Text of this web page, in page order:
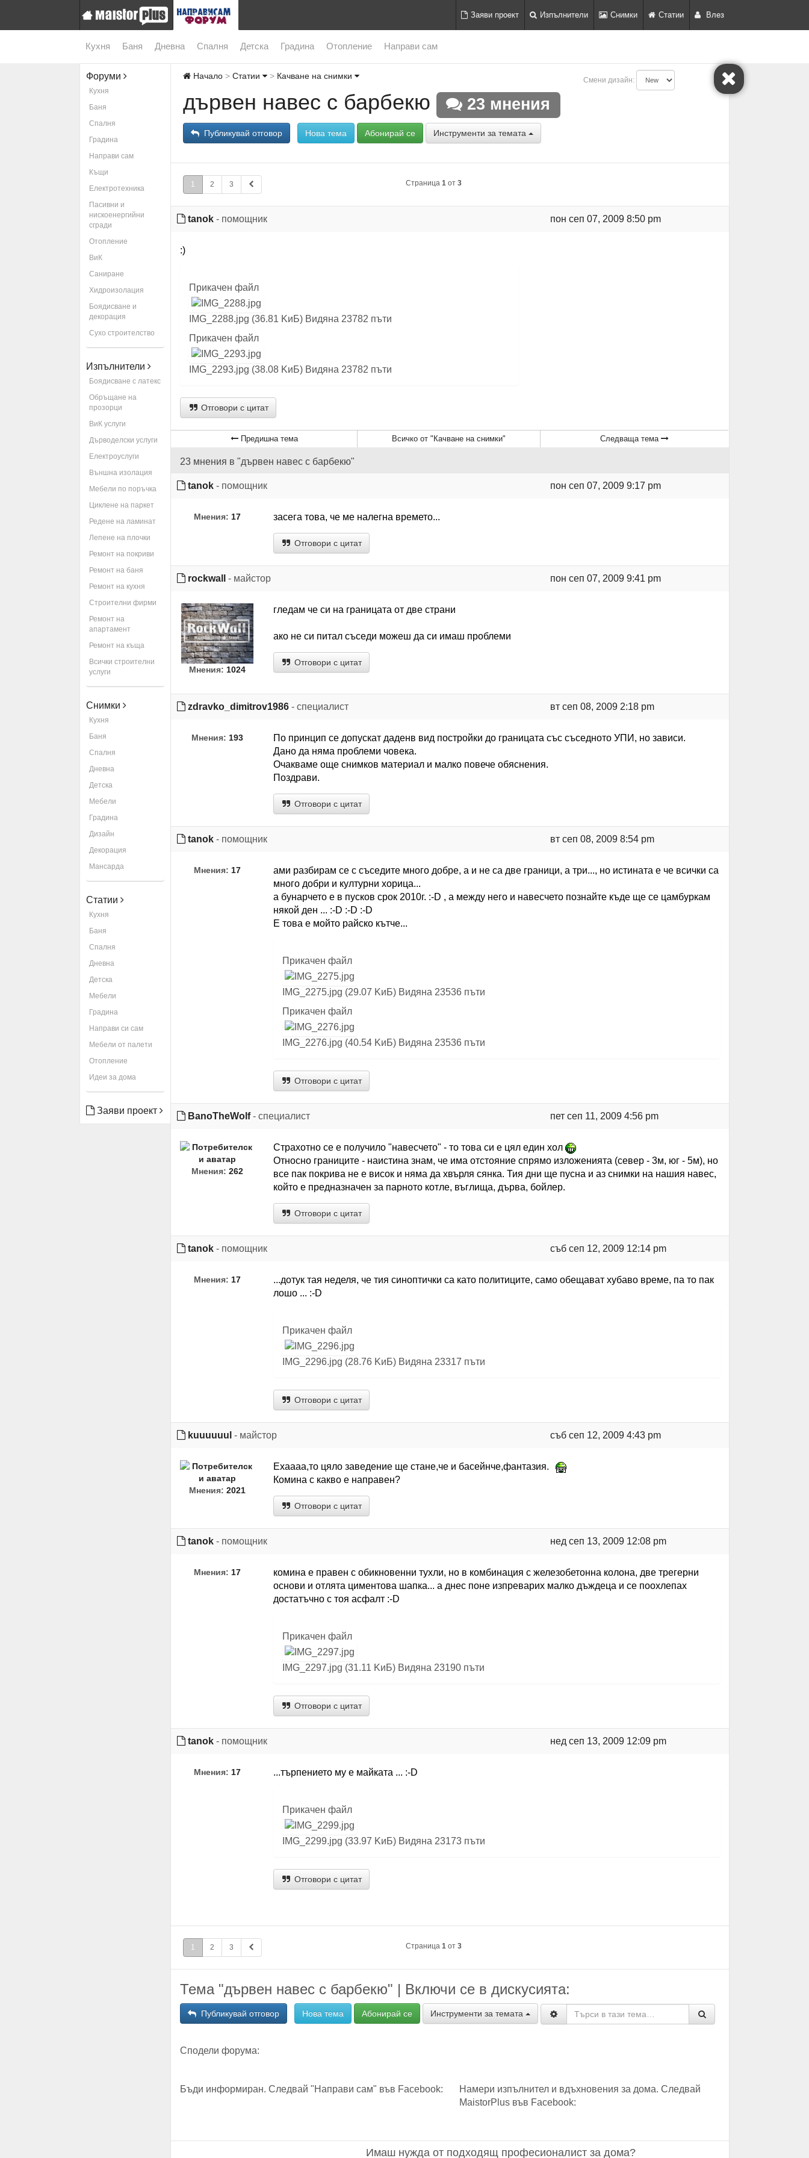
Заяви проект Изпълнители Снимки Статии Влез
Кухня Баня Дневна Спалня Детска Градина Отопление Направи сам
Форуми
Кухня
Баня
Спалня
Градина
Направи сам
Къщи
Електротехника
Пасивни и
нискоенергийни
сгради
Отопление
ВиК
Саниране
Хидроизолация
Боядисване и
декорация
Сухо строителство
Изпълнители
Боядисване с латекс
Обръщане на
прозорци
ВиК услуги
Дърводелски услуги
Електроуслуги
Външна изолация
Мебели по поръчка
Циклене на паркет
Редене на ламинат
Лепене на плочки
Ремонт на покриви
Ремонт на баня
Ремонт на кухня
Строителни фирми
Ремонт на
апартамент
Ремонт на къща
Всички строителни
услуги
Снимки
Кухня
Баня
Спалня
Дневна
Детска
Мебели
Градина
Дизайн
Декорация
Мансарда
Статии
Кухня
Баня
Спалня
Дневна
Детска
Мебели
Градина
Направи си сам
Мебели от палети
Отопление
Идеи за дома
Заяви проект
Начало Статии Качване на снимки Смени дизайн:
дървен навес с барбекю 23 мнения
Публикувай отговор Нова тема Абонирай се Инструменти за темата
1 2 3 Страница 1от 3
tanok - помощник пон сеп 07, 2009 8:50 pm
:)
Прикачен файл
IMG_2288.jpg (36.81 KиБ) Видяна 23782 пъти
Прикачен файл
IMG_2293.jpg (38.08 KиБ) Видяна 23782 пъти
Отговори с цитат
Предишна тема Всичко от "Качване на снимки" Следваща тема
23 мнения в "дървен навес с барбекю"
tanok - помощник пон сеп 07, 2009 9:17 pm
Мнения: 17 засега това, че ме налегна времето...
Отговори с цитат
rockwall - майстор пон сеп 07, 2009 9:41 pm
Мнения: 1024
гледам че си на границата от две страни
ако не си питал съседи можеш да си имаш проблеми
Отговори с цитат
zdravko_dimitrov1986 - специалист вт сеп 08, 2009 2:18 pm
Мнения: 193
По принцип се допускат даденв вид постройки до границата със съседното УПИ, но зависи.
Дано да няма проблеми човека.
Очакваме още снимков материал и малко повече обяснения.
Поздрави.
Отговори с цитат
tanok - помощник вт сеп 08, 2009 8:54 pm
Мнения: 17
ами разбирам се с съседите много добре, а и не са две граници, а три..., но истината е че всички са
много добри и културни хорица...
а бунарчето е в пусков срок 2010г. :-D , а между него и навесчето познайте къде ще се цамбуркам
някой ден ... :-D :-D :-D
Е това е мойто райско кътче...
Прикачен файл
IMG_2275.jpg (29.07 KиБ) Видяна 23536 пъти
Прикачен файл
IMG_2276.jpg (40.54 KиБ) Видяна 23536 пъти
Отговори с цитат
BanoTheWolf- специалист пет сеп 11, 2009 4:56 pm
Мнения: 262
Страхотно се е получило "навесчето" - то това си е цял един хол
Относно границите - наистина знам, че има отстояние спрямо изложенията (север - 3м, юг - 5м), но
все пак покрива не е висок и няма да хвърля сянка. Тия дни ще пусна и аз снимки на нашия навес,
който е предназначен за парното котле, въглища, дърва, бойлер.
Отговори с цитат
tanok - помощник съб сеп 12, 2009 12:14 pm
Мнения: 17
...дотук тая неделя, че тия синоптички са като политиците, само обещават хубаво време, па то пак
лошо ... :-D
Прикачен файл
IMG_2296.jpg (28.76 KиБ) Видяна 23317 пъти
Отговори с цитат
kuuuuuul - майстор съб сеп 12, 2009 4:43 pm
Мнения: 2021
Exaaaa,то цяло заведение ще стане,че и басейнче,фантазия.
Комина с какво е направен?
Отговори с цитат
tanok - помощник нед сеп 13, 2009 12:08 pm
Мнения: 17
комина е правен с обикновенни тухли, но в комбинация с железобетонна колона, две трегерни
основи и отлята циментова шапка... а днес поне изпреварих малко дъждеца и се поохлепах
достатъчно с тоя асфалт :-D
Прикачен файл
IMG_2297.jpg (31.11 KиБ) Видяна 23190 пъти
Отговори с цитат
tanok - помощник нед сеп 13, 2009 12:09 pm
Мнения: 17 ...търпението му е майката ... :-D
Прикачен файл
IMG_2299.jpg (33.97 KиБ) Видяна 23173 пъти
Отговори с цитат
1 2 3 Страница 1от 3
Тема "дървен навес с барбекю" | Включи се в дискусията:
Публикувай отговор Нова тема Абонирай се Инструменти за темата
Сподели форума:
Бъди информиран. Следвай "Направи сам" във Facebook:
Намери изпълнител и вдъхновения за дома. Следвай
MaistorPlus във Facebook:
Имаш нужда от подходящ професионалист за дома?